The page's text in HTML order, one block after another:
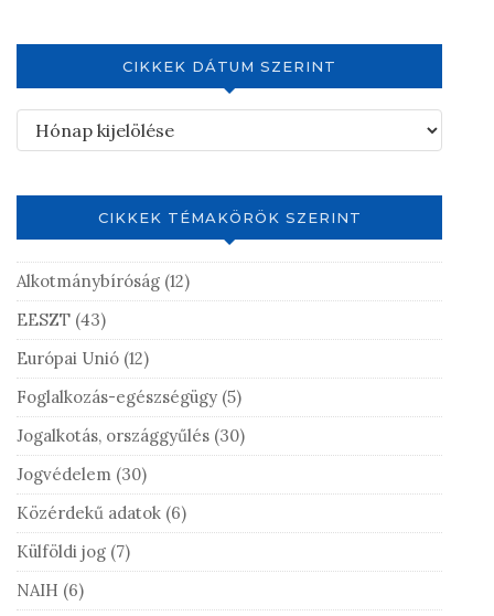
CIKKEK DÁTUM SZERINT
CIKKEK TÉMAKÖRÖK SZERINT
Alkotmánybíróság (12)
EESZT (43)
Európai Unió (12)
Foglalkozás-egészségügy (5)
Jogalkotás, országgyűlés (30)
Jogvédelem (30)
Közérdekű adatok (6)
Külföldi jog (7)
NAIH (6)